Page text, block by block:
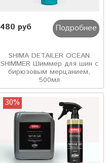
480 руб Подробнее
SHIMA DETAILER OCEAN
SHIMMER Шиммер для шин с
бирюзовым мерцанием,
500мл
30%